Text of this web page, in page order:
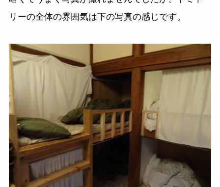
リーの全体の雰囲気は下の写真の感じです。